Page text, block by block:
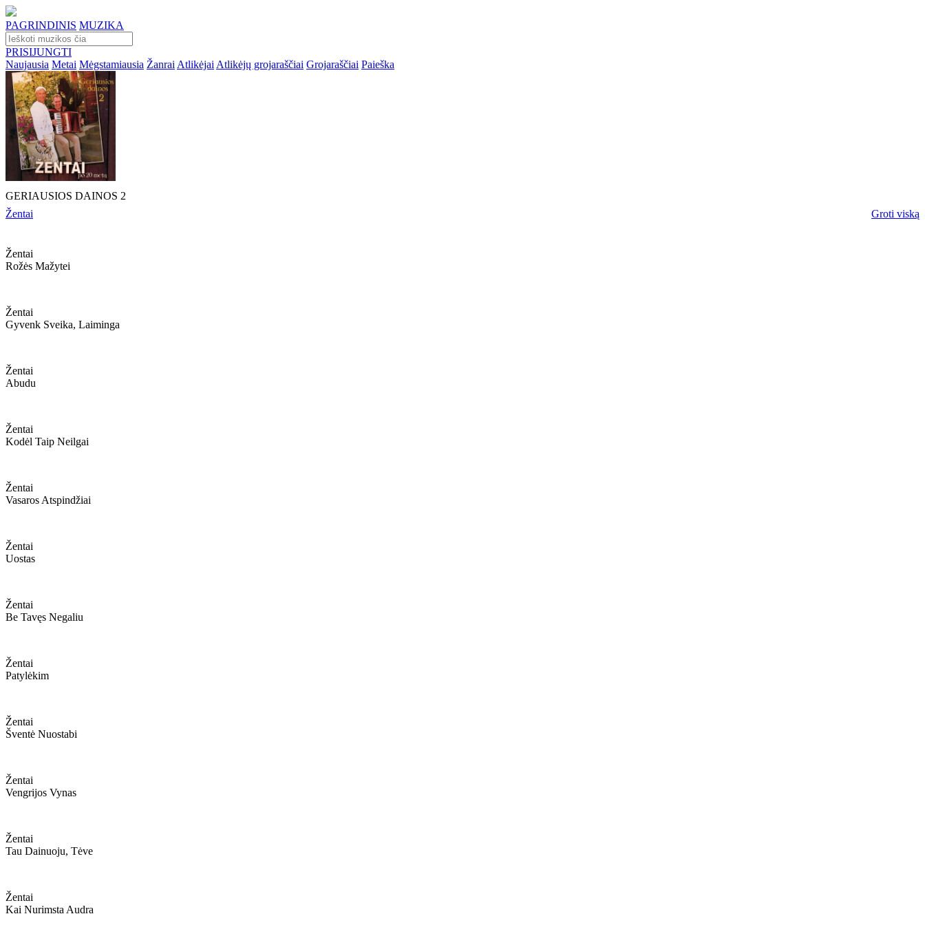
PAGRINDINIS MUZIKA
PRISIJUNGTI
Naujausia Metai Mėgstamiausia Žanrai Atlikėjai Atlikėjų grojaraščiai Grojaraščiai Paieška
GERIAUSIOS DAINOS 2
Žentai
Groti viską
Žentai
Rožės Mažytei
Žentai
Gyvenk Sveika, Laiminga
Žentai
Abudu
Žentai
Kodėl Taip Neilgai
Žentai
Vasaros Atspindžiai
Žentai
Uostas
Žentai
Be Tavęs Negaliu
Žentai
Patylėkim
Žentai
Šventė Nuostabi
Žentai
Vengrijos Vynas
Žentai
Tau Dainuoju, Tėve
Žentai
Kai Nurimsta Audra